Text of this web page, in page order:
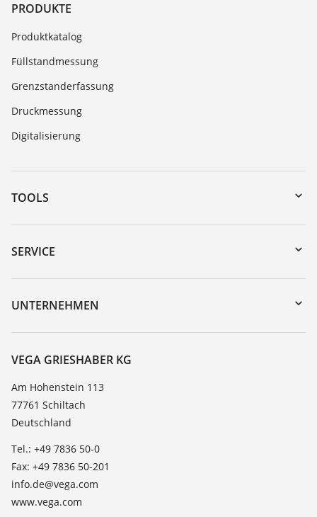
PRODUKTE
Produktkatalog
Füllstandmessung
Grenzstanderfassung
Druckmessung
Digitalisierung
TOOLS
Download-Center
Gerätesuche (Seriennummer)
DTM Collection/PACTware
SERVICE
Geräterücksendung
Trainings
Beständigkeitsliste
TeamViewer
UNTERNEHMEN
Karriere
Über VEGA
Kontakt
News
Blog
VEGA GRIESHABER KG
Am Hohenstein 113
77761 Schiltach
Deutschland
Tel.: +49 7836 50-0
Fax: +49 7836 50-201
info.de@vega.com
www.vega.com